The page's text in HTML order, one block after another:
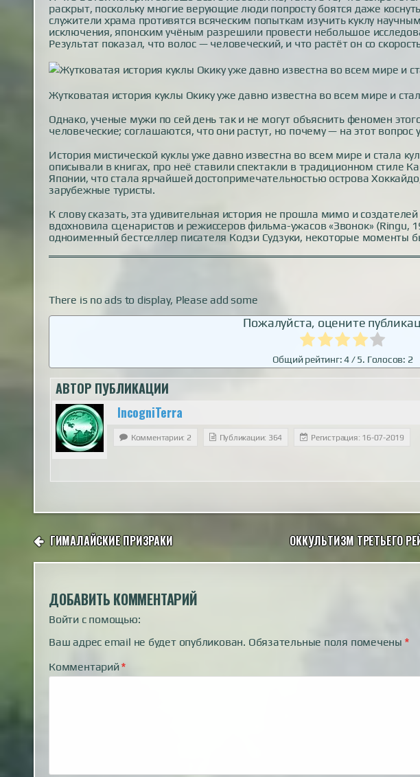
раскрыт, поскольку многие верующие люди попросту боятся даже
служители храма противятся всяческим попыткам изучить куклу
исключения, японским учёным разрешили провести небольшое
Результат показал, что волос — человеческий, и что растёт он со
Жутковатая история куклы Окику уже давно известна во всем мире и
Однако, ученые мужи по сей день так и не могут объяснить феномен
человеческие; соглашаются, что они растут, но почему — на этот вопрос
История мистической куклы уже давно известна во всем мире и стала
описывали в книгах, про неё ставили спектакли в традиционном стиле
Японии, что стала ярчайшей достопримечательностью острова
зарубежные туристы.
К слову сказать, эта удивительная история не прошла мимо и
вдохновила сценаристов и режиссеров фильма-ужасов «Звонок» (Ringu,
одноименный бестселлер писателя Кодзи Судзуки, некоторые моменты
There is no ads to display, Please add some
Пожалуйста, оцените
Общий рейтинг:4/ 5. Голосов: 2
АВТОР ПУБЛИКАЦИИ
IncogniTerra
Комментарии: 2 Публикации: 364 Регистрация: 16-07-2019
НАВИГАЦИЯ
ПО
ГИМАЛАЙСКИЕ ПРИЗРАКИ ОККУЛЬТИЗМ ТРЕТЬЕГО
ДОБАВИТЬ КОММЕНТАРИЙ
Войти с помощью:
Ваш адрес email не будет опубликован. Обязательные поля помечены *
Комментарий*